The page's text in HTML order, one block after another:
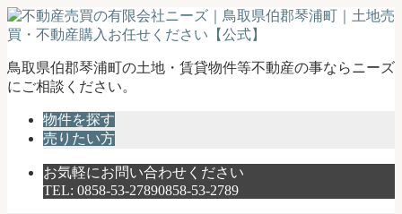
不
動
鳥取県伯郡琴浦町の土地・賃貸物件等不動産の事ならニーズ
にご相談ください。
物件を探す
売りたい方
お気軽にお問い合わせください
TEL: 0858-53-27890858-53-2789